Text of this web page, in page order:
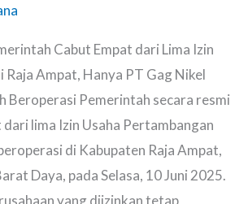
Cabut Empat dari Lima Izin
Raja Ampat, Hanya PT Gag Nikel
Beroperasi Pemerintah secara resmi
lima Izin Usaha Pertambangan
di Kabupaten Raja Ampat,
Daya, pada Selasa, 10 Juni 2025.